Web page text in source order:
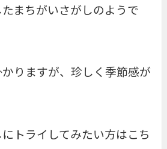
まちがいさがしのようで
りますが、珍しく季節感が
トライしてみたい方はこち